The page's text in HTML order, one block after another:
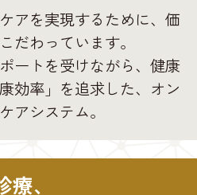
アを実現するために、価
だわっています。
ートを受けながら、健康
効率」を追求した、オン
アシステム。
、